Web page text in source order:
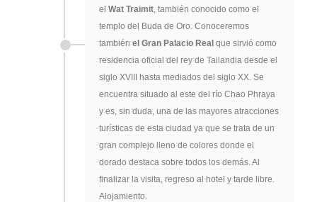
el Wat Traimit , también conocido como el
templo del Buda de Oro. Conoceremos
también el Gran Palacio Real que sirvió como
residencia oficial del rey de Tailandia desde el
siglo XVIII hasta mediados del siglo XX. Se
encuentra situado al este del río Chao Phraya
y es, sin duda, una de las mayores atracciones
turísticas de esta ciudad ya que se trata de un
gran complejo lleno de colores donde el
dorado destaca sobre todos los demás. Al
finalizar la visita, regreso al hotel y tarde libre.
Alojamiento.